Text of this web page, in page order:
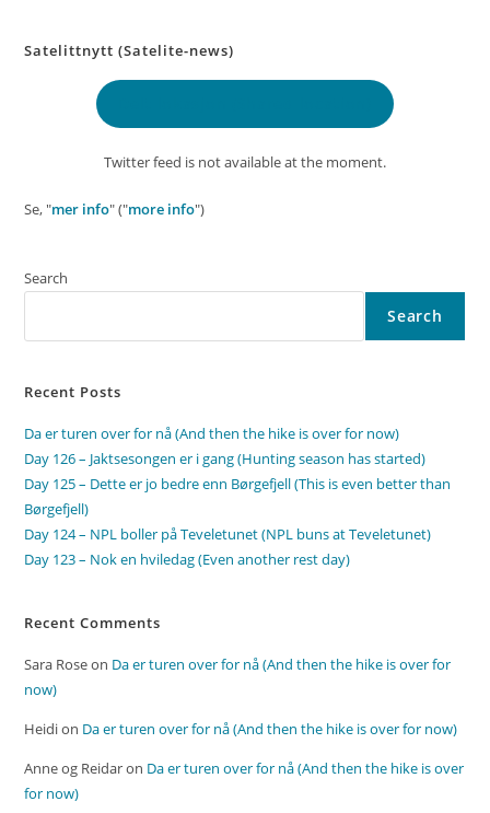
Satelittnytt (Satelite-news)
Twitter feed is not available at the moment.
Se, "mer info" ("more info")
Search
Search
Recent Posts
Da er turen over for nå (And then the hike is over for now)
Day 126 – Jaktsesongen er i gang (Hunting season has started)
Day 125 – Dette er jo bedre enn Børgefjell (This is even better than
Børgefjell)
Day 124 – NPL boller på Teveletunet (NPL buns at Teveletunet)
Day 123 – Nok en hviledag (Even another rest day)
Recent Comments
Sara Roseon Da er turen over for nå (And then the hike is over for
now)
Heidion Da er turen over for nå (And then the hike is over for now)
Anne og Reidaron Da er turen over for nå (And then the hike is over
for now)